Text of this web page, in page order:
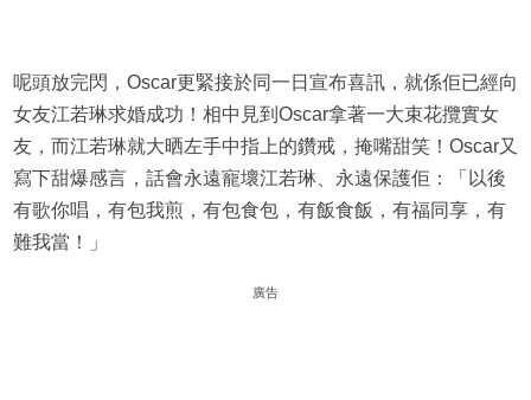
呢頭放完閃，Oscar更緊接於同一日宣布喜訊，就係佢已經向
女友江若琳求婚成功！相中見到Oscar拿著一大束花攬實女
友，而江若琳就大晒左手中指上的鑽戒，掩嘴甜笑！Oscar又
寫下甜爆感言，話會永遠寵壞江若琳、永遠保護佢：「以後
有歌你唱，有包我煎，有包食包，有飯食飯，有福同享，有
難我當！」
廣告